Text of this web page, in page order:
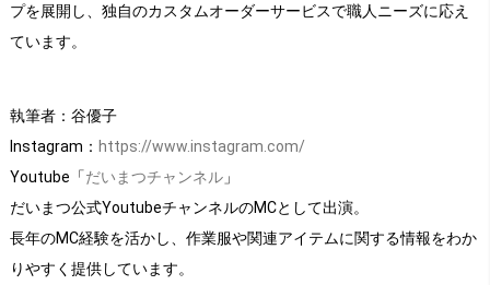
プを展開し、独自のカスタムオーダーサービスで職人ニーズに応え
ています。
執筆者：谷優子
Instagram： https://www.instagram.com/
Youtube「だいまつチャンネル」
だいまつ公式YoutubeチャンネルのMCとして出演。
長年のMC経験を活かし、作業服や関連アイテムに関する情報をわか
りやすく提供しています。